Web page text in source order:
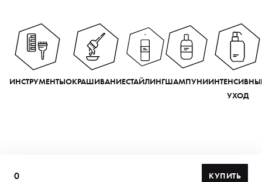
ИНСТРУМЕНТЫОКРАШИВАНИЕСТАЙЛИНГШАМПУНИ
УХОД
0 КУПИТЬ